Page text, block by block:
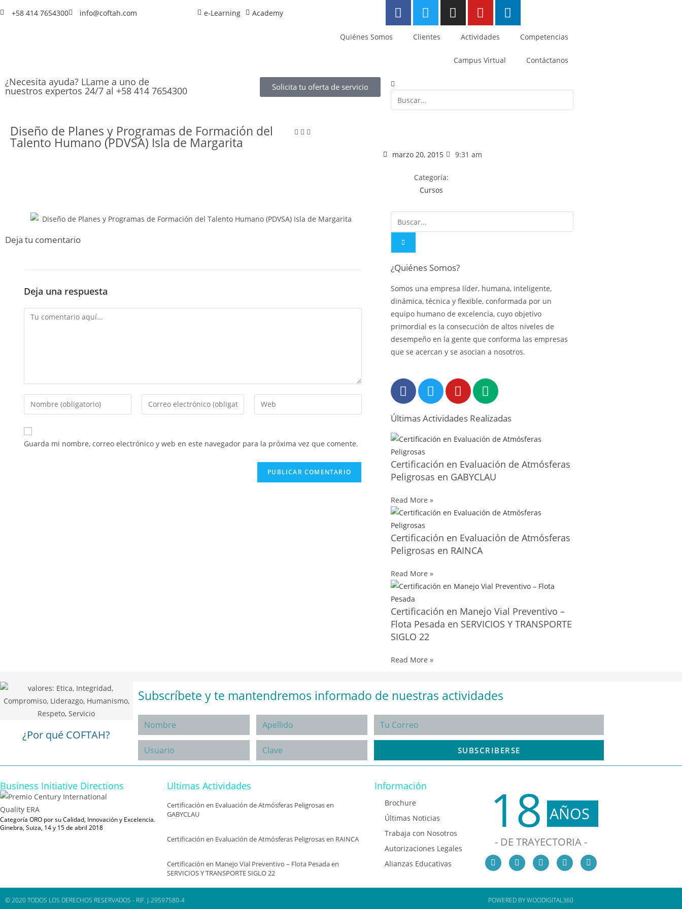
+58 414 7654300 info@coftah.com e-Learning Academy
Quiénes Somos Clientes Actividades Competencias
Campus Virtual Contáctanos
¿Necesita ayuda? LLame a uno de
nuestros expertos 24/7 al +58 414 7654300 Solicita tu oferta de servicio
Diseño de Planes y Programas de Formación del
Talento Humano (PDVSA) Isla de Margarita
marzo 20, 2015 9:31 am
Categoría:
Cursos
Deja tu comentario
Deja una respuesta
Guarda mi nombre, correo electrónico y web en este navegador para la próxima vez que comente.
¿Quiénes Somos?
Somos una empresa líder, humana, inteligente,
dinámica, técnica y flexible, conformada por un
equipo humano de excelencia, cuyo objetivo
primordial es la consecución de altos niveles de
desempeño en la gente que conforma las empresas
que se acercan y se asocian a nosotros.
Últimas Actividades Realizadas
Certificación en Evaluación de Atmósferas
Peligrosas en GABYCLAU
Read More »
Certificación en Evaluación de Atmósferas
Peligrosas en RAINCA
Read More »
Certificación en Manejo Vial Preventivo –
Flota Pesada en SERVICIOS Y TRANSPORTE
SIGLO 22
Read More »
¿Por qué COFTAH?
Subscríbete y te mantendremos informado de nuestras actividades
SUBSCRIBERSE
Business Initiative Directions
Categoría ORO por su Calidad, Innovación y Excelencia.
Ginebra, Suiza, 14 y 15 de abril 2018
Ultimas Actividades
Certificación en Evaluación de Atmósferas Peligrosas en
GABYCLAU
Certificación en Evaluación de Atmósferas Peligrosas en RAINCA
Certificación en Manejo Vial Preventivo – Flota Pesada en
SERVICIOS Y TRANSPORTE SIGLO 22
Información
Brochure
Últimas Noticias
Trabaja con Nosotros
Autorizaciones Legales
Alianzas Educativas
18 AÑOS
- DE TRAYECTORIA -
© 2020 TODOS LOS DERECHOS RESERVADOS - RIF. J-29597580-4 POWERED BY WOODIGITAL360